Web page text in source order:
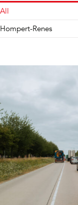
All
Hompert-Renes